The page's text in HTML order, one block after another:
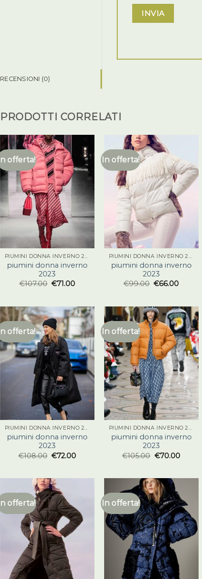
RECENSIONI (0)
PRODOTTI CORRELATI
In offerta!
PIUMINI DONNA INVERNO 2023
piumini donna inverno
2023
€107.00 €71.00
In offerta!
PIUMINI DONNA INVERNO 2023
piumini donna inverno
2023
€99.00 €66.00
In offerta!
PIUMINI DONNA INVERNO 2023
piumini donna inverno
2023
€108.00 €72.00
In offerta!
PIUMINI DONNA INVERNO 2023
piumini donna inverno
2023
€105.00 €70.00
In offerta! In offerta!